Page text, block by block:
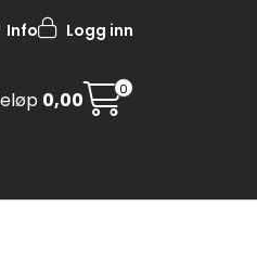
Info Logg inn
0,00 0